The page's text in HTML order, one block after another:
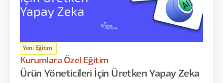
Yeni Eğitim
Kurumlara Özel Eğitim
Ürün Yöneticileri İçin Üretken Yapay Zeka